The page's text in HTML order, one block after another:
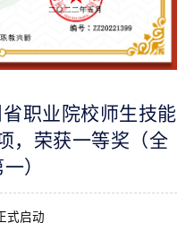
职业院校师生技能
，荣获一等奖（全
）
式启动